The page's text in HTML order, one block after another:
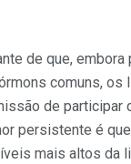
de que,
comuns, os
de participar
persistente é
mais altos da